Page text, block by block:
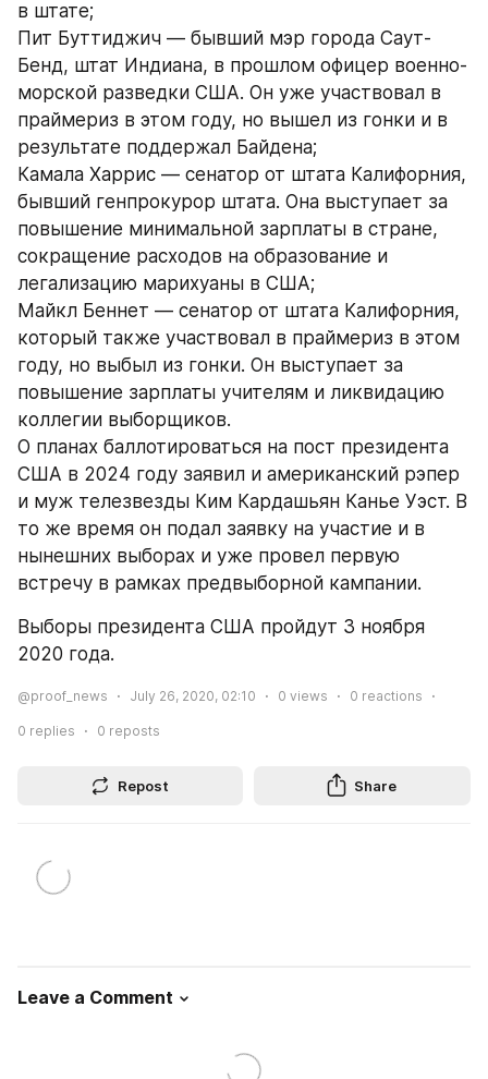
в штате;
Пит Буттиджич — бывший мэр города Саут-
Бенд, штат Индиана, в прошлом офицер военно-
морской разведки США. Он уже участвовал в
праймериз в этом году, но вышел из гонки и в
результате поддержал Байдена;
Камала Харрис — сенатор от штата Калифорния,
бывший генпрокурор штата. Она выступает за
повышение минимальной зарплаты в стране,
сокращение расходов на образование и
легализацию марихуаны в США;
Майкл Беннет — сенатор от штата Калифорния,
который также участвовал в праймериз в этом
году, но выбыл из гонки. Он выступает за
повышение зарплаты учителям и ликвидацию
коллегии выборщиков.
О планах баллотироваться на пост президента
США в 2024 году заявил и американский рэпер
и муж телезвезды Ким Кардашьян Канье Уэст. В
то же время он подал заявку на участие и в
нынешних выборах и уже провел первую
встречу в рамках предвыборной кампании.
Выборы президента США пройдут 3 ноября
2020 года.
@proof_news July 26, 2020, 02:10 0 views 0 reactions
0 replies 0 reposts
Repost Share
Leave a Comment